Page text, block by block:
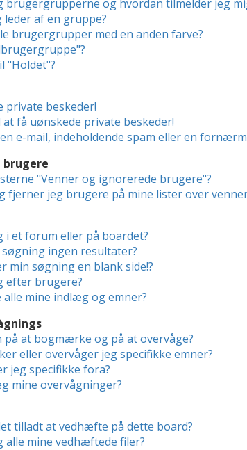
brugergrupperne og hvordan tilmelder jeg
af en gruppe?
brugergrupper med en anden farve?
"Holdet"?
private beskeder!
at få uønskede private beskeder!
e-mail, indeholdende spam eller en
brugere
"Venner og ignorerede brugere"?
fjerner jeg brugere på mine lister over
i et forum eller på boardet?
ingen resultater?
min søgning en blank side!?
efter brugere?
alle mine indlæg og emner?
på at bogmærke og på at overvåge?
eller overvåger jeg specifikke emner?
jeg specifikke fora?
mine overvågninger?
tilladt at vedhæfte på dette board?
alle mine vedhæftede filer?